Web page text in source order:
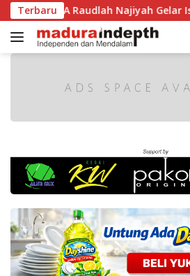
Langsung
ke
konten
Terbaru
RI, MA Raudlah Najiyah Gelar